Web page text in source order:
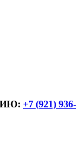
+7 (921) 936-